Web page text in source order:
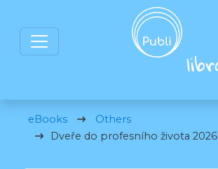
eBooks
Others
Dveře do profesního života 2026